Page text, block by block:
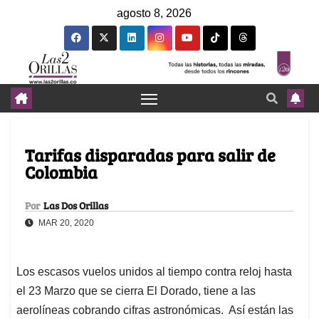
agosto 8, 2026
Tarifas disparadas para salir de
Colombia
Por Las Dos Orillas
MAR 20, 2020
Los escasos vuelos unidos al tiempo contra reloj hasta
el 23 Marzo que se cierra El Dorado, tiene a las
aerolíneas cobrando cifras astronómicas. Así están las